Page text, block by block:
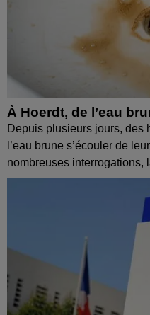
À Hoerdt, de l’eau
Depuis plusieurs jours, des
l’eau brune s’écouler de
nombreuses interrogations,